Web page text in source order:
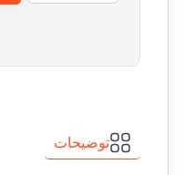
توضیحات